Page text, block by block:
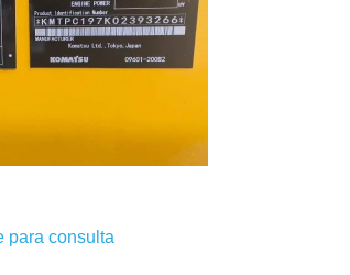
para consulta